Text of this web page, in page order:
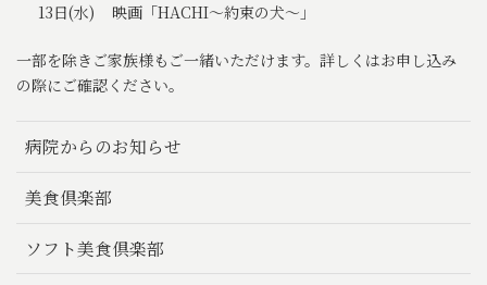
13日(水) 映画「HACHI～約束の犬～」
一部を除きご家族様もご一緒いただけます。詳しくはお申し込み
の際にご確認ください。
病院からのお知らせ
美食倶楽部
ソフト美食倶楽部